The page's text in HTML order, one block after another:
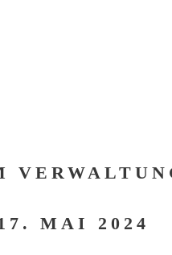
MAI 2024